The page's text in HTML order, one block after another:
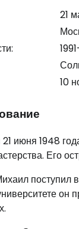
21
10
июня 1948
Его
поступил
он